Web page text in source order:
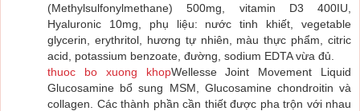
(Methylsulfonylmethane) 500mg, vitamin D3 400IU,
Hyaluronic 10mg, phụ liệu: nước tinh khiết, vegetable
glycerin, erythritol, hương tự nhiên, màu thực phẩm, citric
acid, potassium benzoate, đường, sodium EDTA vừa đủ.
thuoc bo xuong khopWellesse Joint Movement Liquid
Glucosamine bổ sung MSM, Glucosamine chondroitin và
collagen. Các thành phần cần thiết được pha trộn với nhau